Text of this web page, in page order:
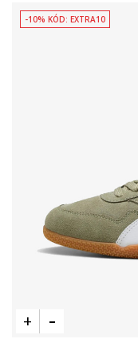
-10% KÓD: EXTRA10